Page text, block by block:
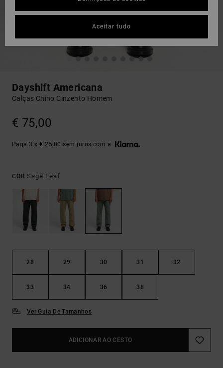
Dayshift Americana
Calças Chino Cinzento Homem
€ 75,00
Paga 3 x € 25,00 sem juros com a
COR Sage Leaf
28 29 30 31 32
33 34 36 38
Ver Guia De Tamanhos
ADICIONAR AO CESTO
Aceitar tudo